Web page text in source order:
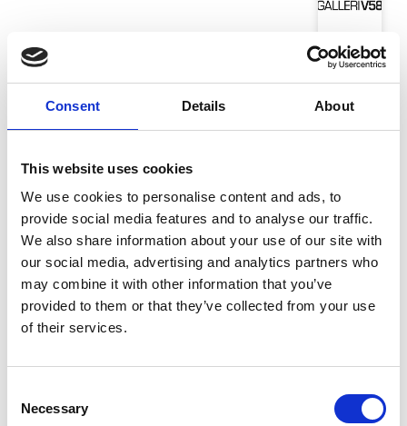
Consent Details About
This website uses cookies
We use cookies to personalise content and ads, to
provide social media features and to analyse our traffic.
We also share information about your use of our site with
our social media, advertising and analytics partners who
may combine it with other information that you’ve
provided to them or that they’ve collected from your use
of their services.
Selection
Necessary
Galleri V58
Christophe Blanc.
Clara Gesang-Gottowt
Claudia Wieser, Untitled
Corneille - Litografi